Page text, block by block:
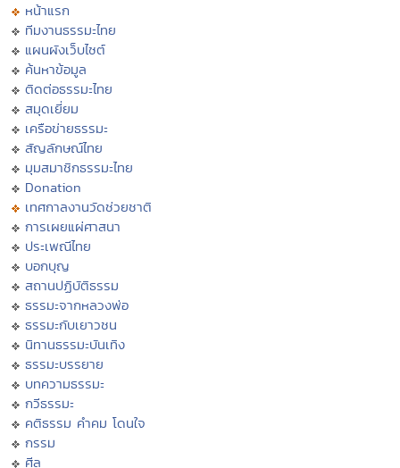
หน้าแรก
ทีมงานธรรมะไทย
แผนผังเว็บไซต์
ค้นหาข้อมูล
ติดต่อธรรมะไทย
สมุดเยี่ยม
เครือข่ายธรรมะ
สัญลักษณ์ไทย
มุมสมาชิกธรรมะไทย
Donation
เทศกาลงานวัดช่วยชาติ
การเผยแผ่ศาสนา
ประเพณีไทย
บอกบุญ
สถานปฏิบัติธรรม
ธรรมะจากหลวงพ่อ
ธรรมะกับเยาวชน
นิทานธรรมะบันเทิง
ธรรมะบรรยาย
บทความธรรมะ
กวีธรรมะ
คติธรรม คำคม โดนใจ
กรรม
ศีล